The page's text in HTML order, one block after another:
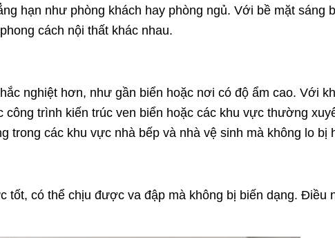
hạn như phòng khách hay phòng ngủ. Với bề mặt sáng
cách nội thất khác nhau.
nghiệt hơn, như gần biển hoặc nơi có độ ẩm cao. Với
trình kiến trúc ven biển hoặc các khu vực thường
các khu vực nhà bếp và nhà vệ sinh mà không lo bị
tốt, có thể chịu được va đập mà không bị biến dạng. Điều